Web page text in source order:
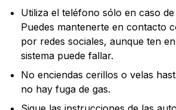
Utiliza el teléfono sólo en caso
Puedes mantenerte en contacto
por redes sociales, aunque ten
sistema puede fallar.
No enciendas cerillos o velas
no hay fuga de gas.